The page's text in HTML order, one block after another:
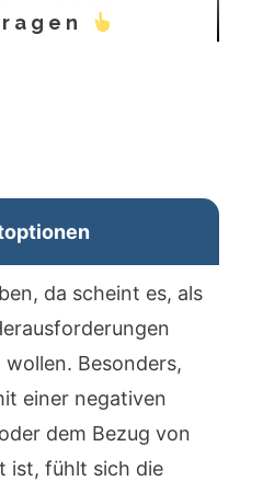
da scheint es, als
Besonders,
einer negativen
dem Bezug von
ist, fühlt sich die